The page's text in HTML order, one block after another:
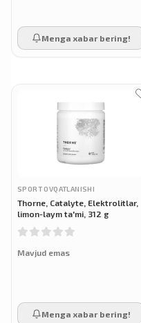
Menga xabar bering!
SPORT OVQATLANISHI
Thorne, Catalyte, Elektrolitlar,
limon-laym ta'mi, 312 g
Mavjud emas
Menga xabar bering!